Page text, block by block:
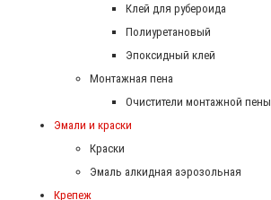
Клей для рубероида
Полиуретановый
Эпоксидный клей
Монтажная пена
Очистители монтажной пены
Эмали и краски
Краски
Эмаль алкидная аэрозольная
Крепеж